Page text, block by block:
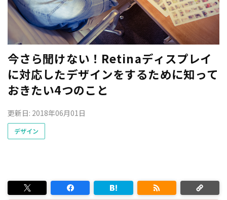
今さら聞けない！Retinaディスプレイ
に対応したデザインをするために知って
おきたい4つのこと
更新日: 2018年06月01日
デザイン